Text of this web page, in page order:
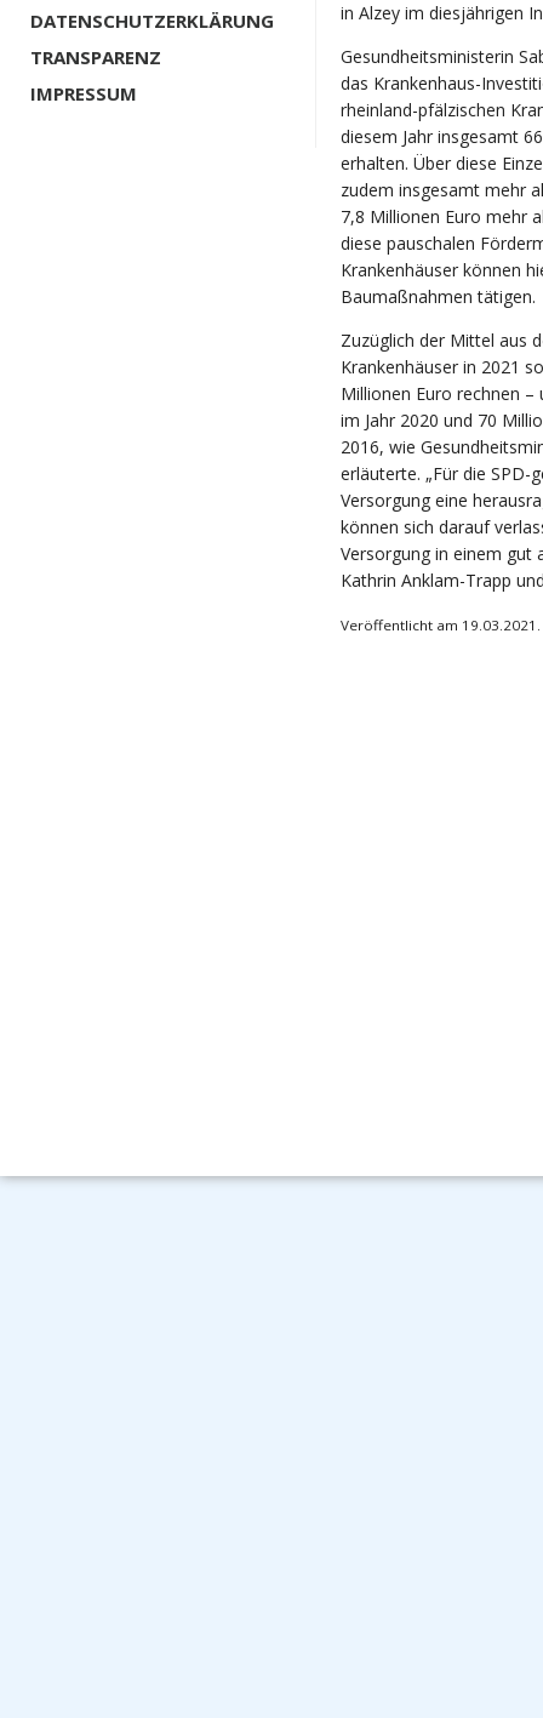
DATENSCHUTZERKLÄRUNG
TRANSPARENZ
IMPRESSUM
in Alzey im diesjährigen
Gesundheitsministerin
das Krankenhaus-
rheinland-pfälzischen
diesem Jahr insgesamt
erhalten. Über diese
zudem insgesamt mehr
7,8 Millionen Euro mehr
diese pauschalen
Krankenhäuser können
Baumaßnahmen tätigen.
Zuzüglich der Mittel aus
Krankenhäuser in 2021
Millionen Euro rechnen
im Jahr 2020 und 70
2016, wie
erläuterte. „Für die SPD-
Versorgung eine
können sich darauf
Versorgung in einem gut
Kathrin Anklam-Trapp
Veröffentlicht am 19.03.2021.